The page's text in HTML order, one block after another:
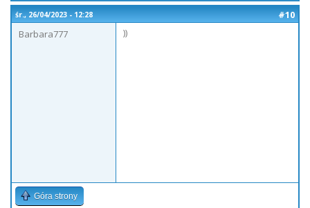
śr., 26/04/2023 - 12:28
#10
Barbara777
))
Góra strony